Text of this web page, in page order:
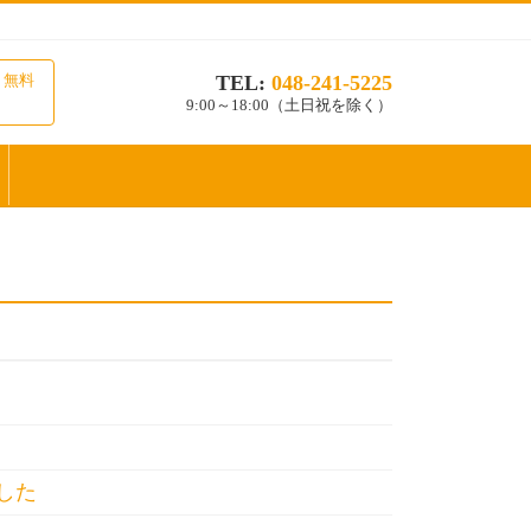
無料 TEL: 048-241-5225
9:00～18:00（土日祝を除く）
た